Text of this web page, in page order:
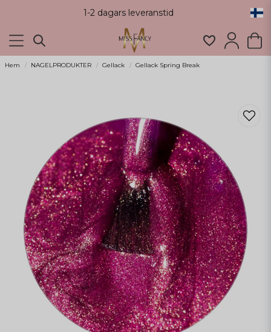
1-2 dagars leveranstid
Hem NAGELPRODUKTER Gellack Gellack Spring Break